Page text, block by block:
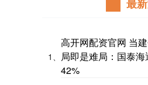
最
1、
高开网配资官网 当
局即是难局：国泰
42%